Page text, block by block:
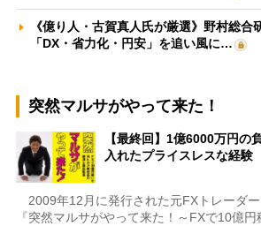
《億り人・古賀真人氏が厳選》野村総合
「DX・省力化・円安」を追い風に…
突然マルサがやって来た！
【最終回】1億6000万円の
入れたプライスレスな経験
2009年12月に発行された元FXトレーダ
『突然マルサがやって来た！～FXで10億